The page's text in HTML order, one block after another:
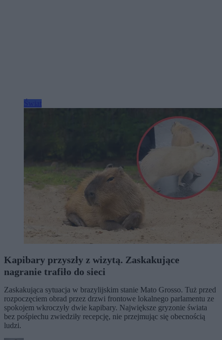
Kapibary przyszły z wizytą. Zaskakujące
nagranie trafiło do sieci
Zaskakująca sytuacja w brazylijskim stanie Mato Grosso. Tuż przed
rozpoczęciem obrad przez drzwi frontowe lokalnego parlamentu ze
spokojem wkroczyły dwie kapibary. Największe gryzonie świata
bez pośpiechu zwiedziły recepcję, nie przejmując się obecnością
ludzi.